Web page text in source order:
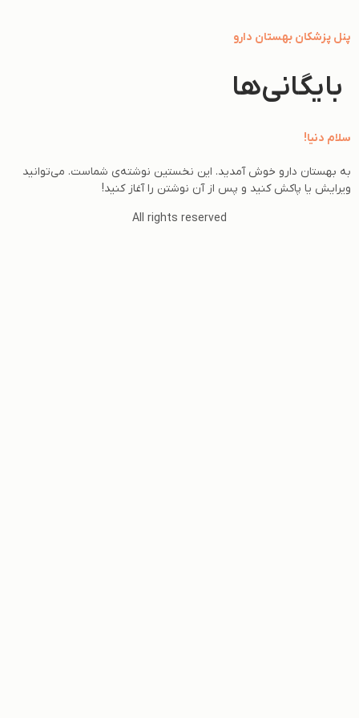
پنل پزشکان بهستان دارو
بایگانی‌ها
سلام دنیا!
به بهستان دارو خوش آمدید.‌ این نخستین نوشته‌‌ی شماست. می‌توانید
ویرایش یا پاکش کنید و پس از آن نوشتن را آغاز کنید!
All rights reserved